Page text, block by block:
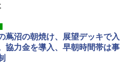
パーズコレクション 山善] ポップアッ
ト 傘みたいに広げて畳める パッとサ
ンシェード キューブ フルクローズ メ
簡単設置 ワンタッチテント キャンプ
キング カーキ PATC-150(KH)
ステンレス保冷剤 2個セット 2
ニューアル 急速冷凍 空間倍増 衛生的
クト 保冷力長持ち
蔦沼の朝焼け、展望デッキで入
協力金を導入、早朝時間帯は事